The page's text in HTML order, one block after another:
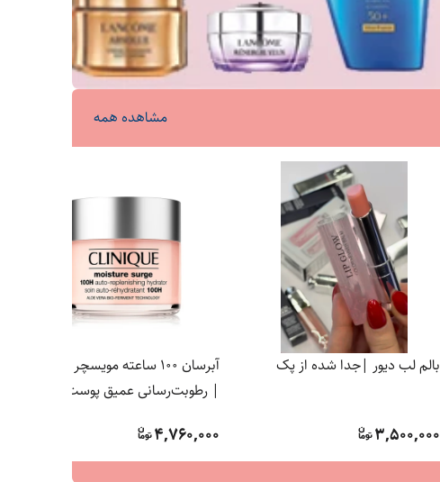
مشاهده همه
بالم لب دیور |جدا شده از پک
3,500,000
آبرسان ۱۰۰ ساعته مویسچر کلینیک
| رطوبت‌رسانی عمیق پوست
4,760,000